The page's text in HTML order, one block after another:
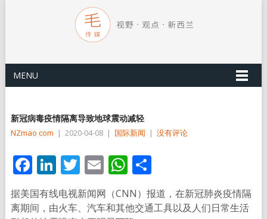
MENU
新冠病毒疫情隔离导致地球震动减轻
NZmao com | 2020-04-08 | 国际新闻 | 没有评论
Facebook
LinkedIn
Twitter
EmailWhatsApp
分
享
据美国有线电视新闻网（CNN）报道，在新冠肺炎疫情隔
离期间，由火车、汽车和其他交通工具以及人们日常生活